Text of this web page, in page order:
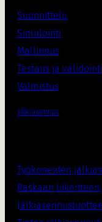
Suunnittelu
Simulointi
Mallinnus
Testaus ja validointi
Valmistus
Jälkiasennus
Työkoneiden
Raskaan